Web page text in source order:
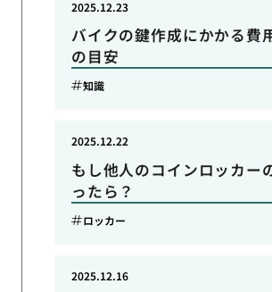
バイクの鍵作成にかかる費
の目安
2025.12.23
知識
もし他人のコインロッカー
ったら？
2025.12.22
ロッカー
2025.12.16